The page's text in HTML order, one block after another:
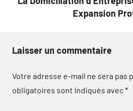
Expansion
Laisser un commentaire
Votre adresse e-mail ne sera pas
obligatoires sont indiqués avec*